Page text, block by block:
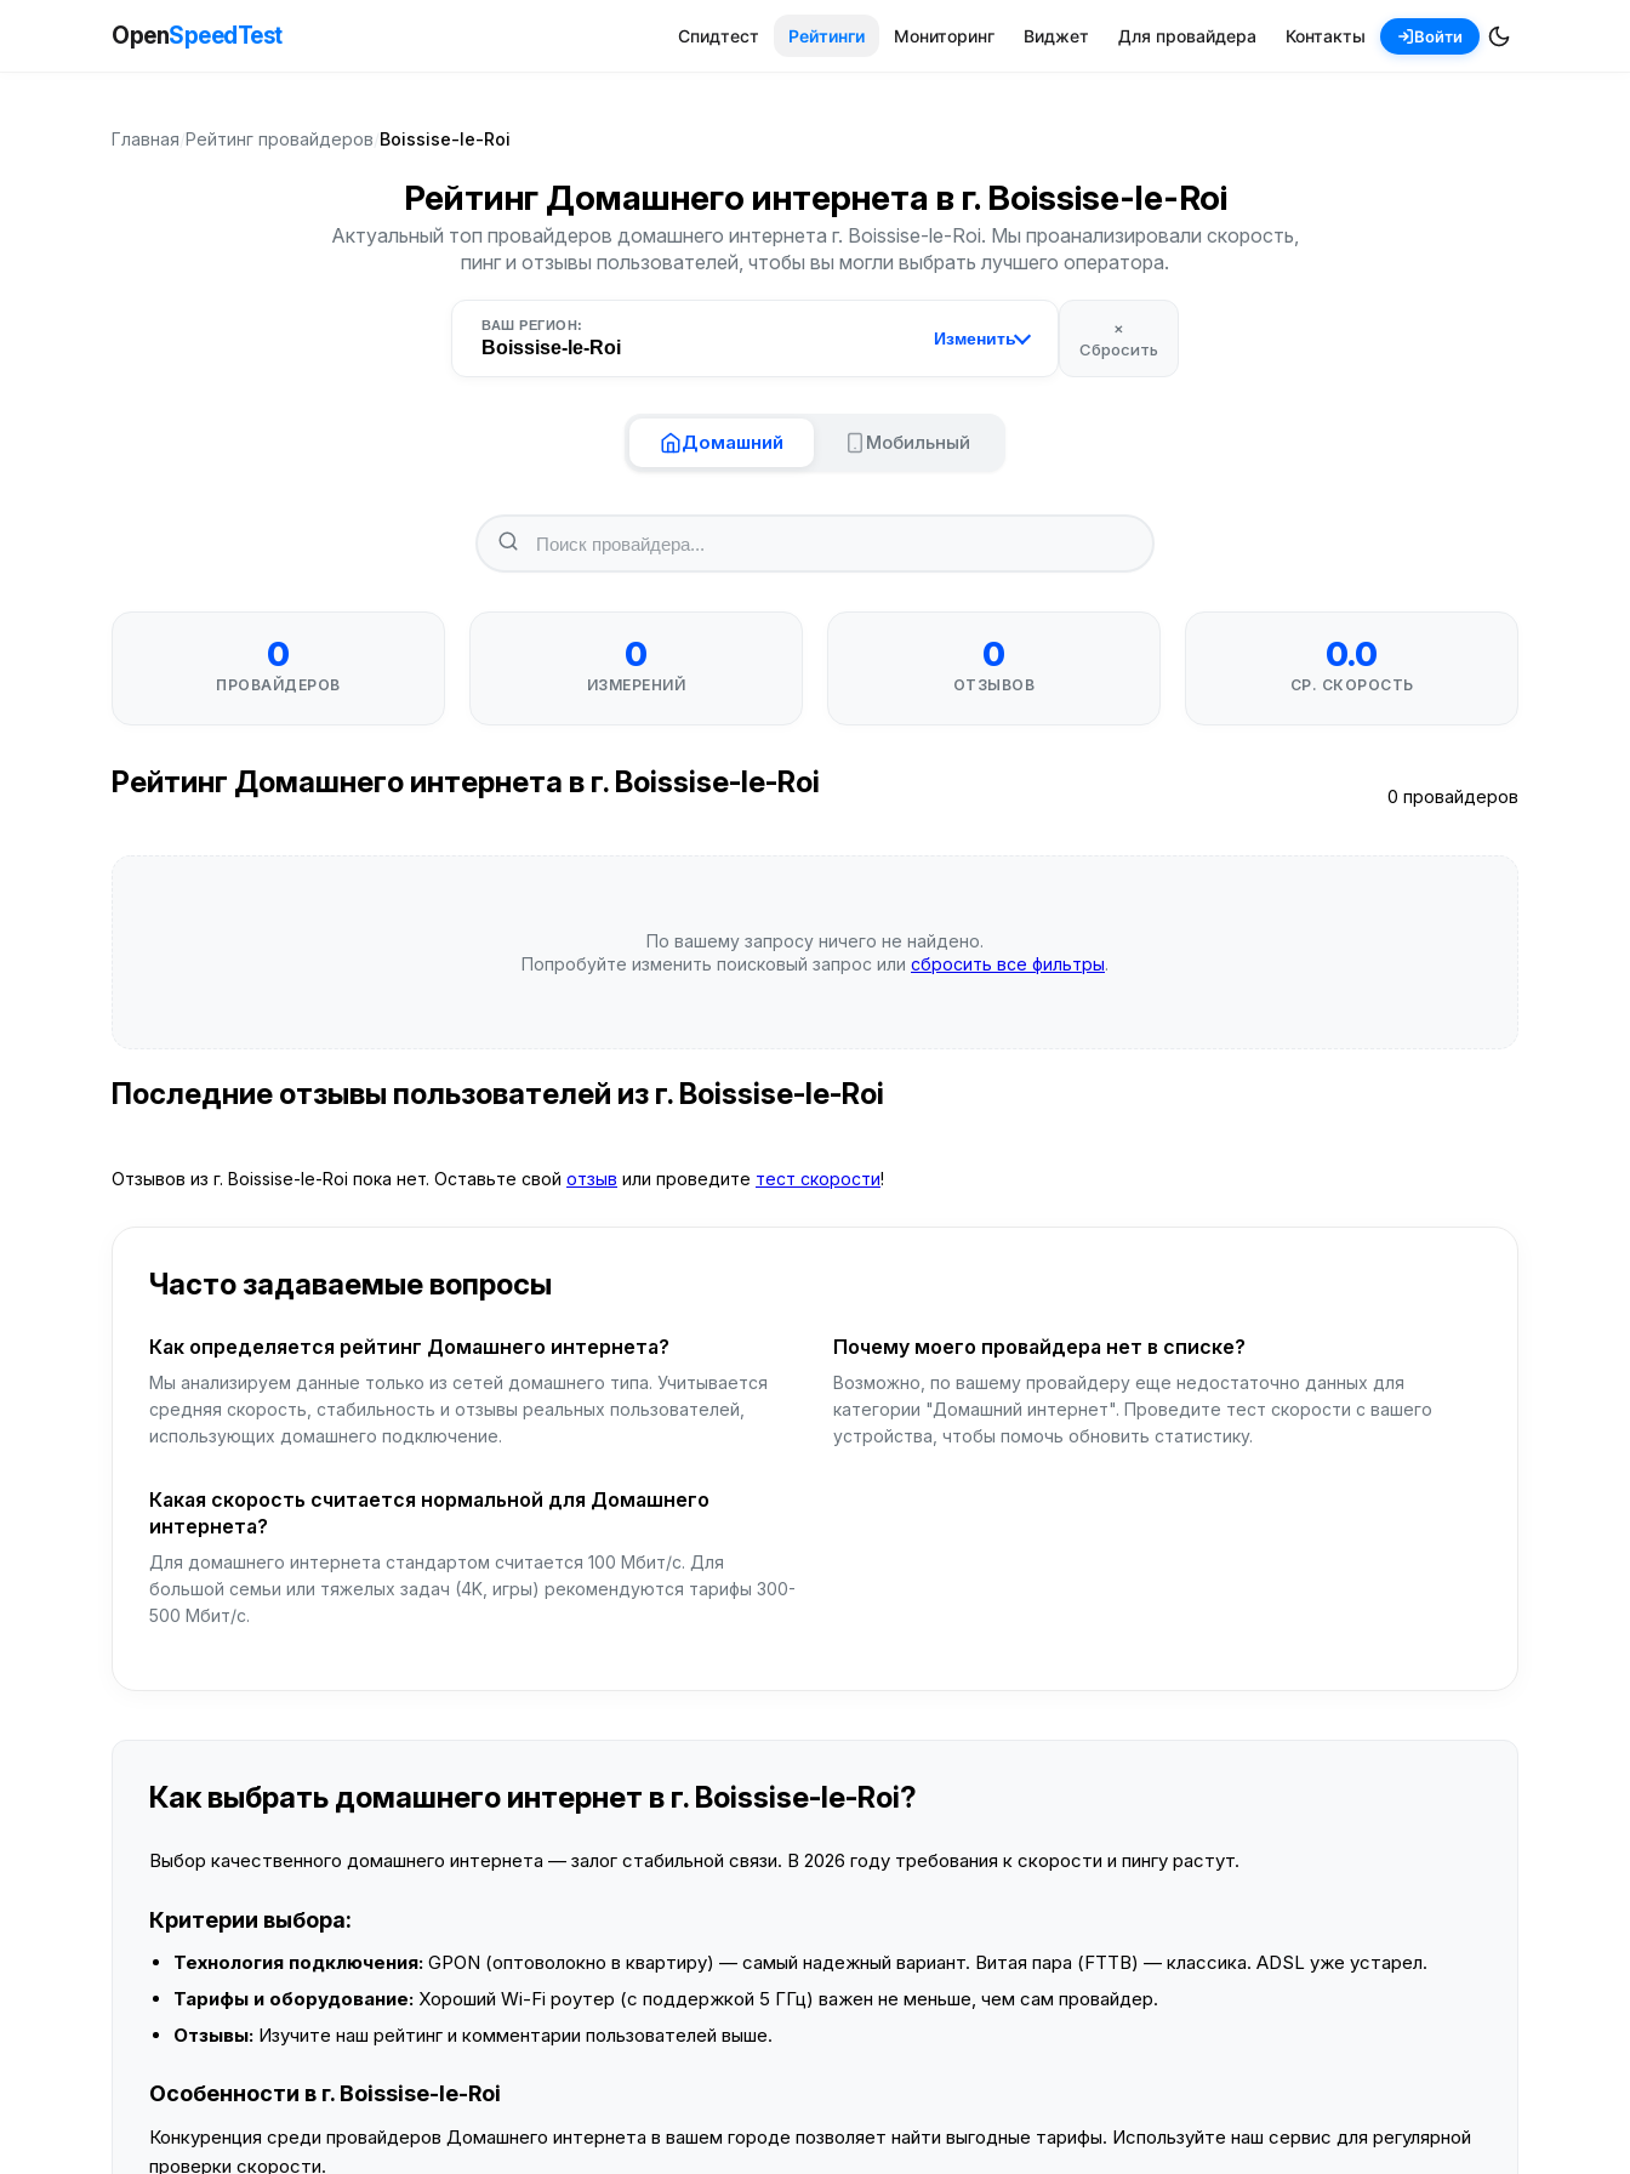
OpenSpeedTest Спидтест Рейтинги Мониторинг Виджет Для провайдера Контакты Войти
Главная Рейтинг провайдеров Boissise-le-Roi
Рейтинг Домашнего интернета в г. Boissise-le-Roi
Актуальный топ провайдеров домашнего интернета г. Boissise-le-Roi. Мы проанализировали скорость,
пинг и отзывы пользователей, чтобы вы могли выбрать лучшего оператора.
ВАШ РЕГИОН:
Boissise-le-Roi Изменить
×
Сбросить
Домашний Мобильный
0
ПРОВАЙДЕРОВ
0
ИЗМЕРЕНИЙ
0
ОТЗЫВОВ
0.0
СР. СКОРОСТЬ
Рейтинг Домашнего интернета в г. Boissise-le-Roi 0 провайдеров
По вашему запросу ничего не найдено.
Попробуйте изменить поисковый запрос или сбросить все фильтры.
Последние отзывы пользователей из г. Boissise-le-Roi
Отзывов из г. Boissise-le-Roi пока нет. Оставьте свой отзыв или проведите тест скорости!
Часто задаваемые вопросы
Как определяется рейтинг Домашнего интернета?
Мы анализируем данные только из сетей домашнего типа. Учитывается
средняя скорость, стабильность и отзывы реальных пользователей,
использующих домашнего подключение.
Почему моего провайдера нет в списке?
Возможно, по вашему провайдеру еще недостаточно данных для
категории "Домашний интернет". Проведите тест скорости с вашего
устройства, чтобы помочь обновить статистику.
Какая скорость считается нормальной для Домашнего
интернета?
Для домашнего интернета стандартом считается 100 Мбит/с. Для
большой семьи или тяжелых задач (4K, игры) рекомендуются тарифы 300-
500 Мбит/с.
Как выбрать домашнего интернет в г. Boissise-le-Roi?
Выбор качественного домашнего интернета — залог стабильной связи. В 2026 году требования к скорости и пингу растут.
Критерии выбора:
Технология подключения: GPON (оптоволокно в квартиру) — самый надежный вариант. Витая пара (FTTB) — классика. ADSL уже устарел.
Тарифы и оборудование: Хороший Wi-Fi роутер (с поддержкой 5 ГГц) важен не меньше, чем сам провайдер.
Отзывы: Изучите наш рейтинг и комментарии пользователей выше.
Особенности в г. Boissise-le-Roi
Конкуренция среди провайдеров Домашнего интернета в вашем городе позволяет найти выгодные тарифы. Используйте наш сервис для регулярной
проверки скорости.